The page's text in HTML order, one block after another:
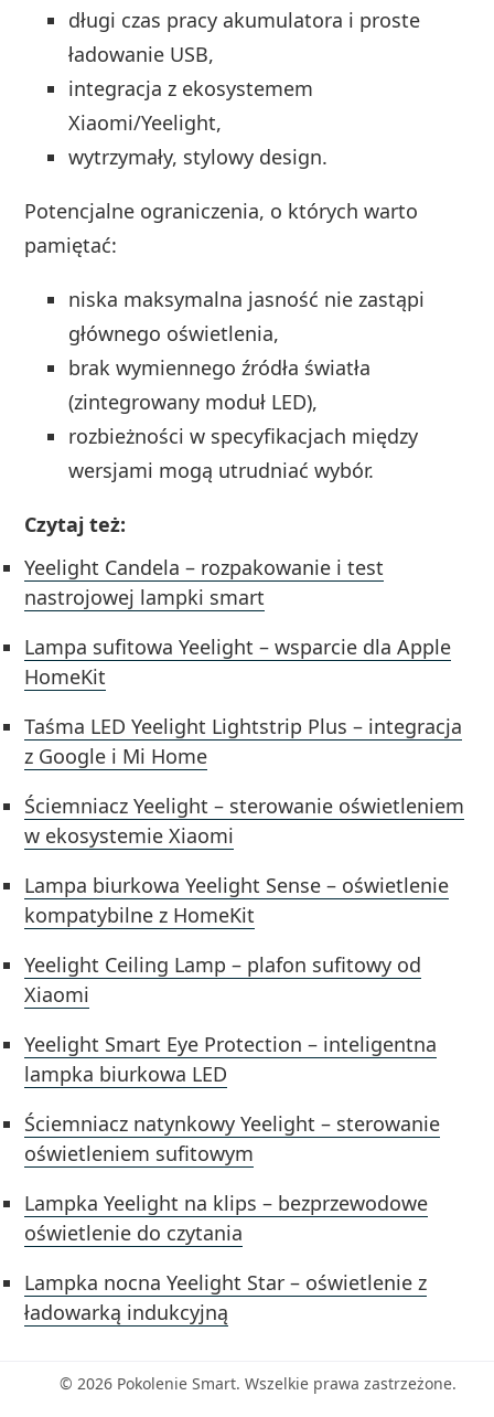
długi czas pracy akumulatora i proste
ładowanie USB,
integracja z ekosystemem
Xiaomi/Yeelight,
wytrzymały, stylowy design.
Potencjalne ograniczenia, o których warto
pamiętać:
niska maksymalna jasność nie zastąpi
głównego oświetlenia,
brak wymiennego źródła światła
(zintegrowany moduł LED),
rozbieżności w specyfikacjach między
wersjami mogą utrudniać wybór.
Czytaj też:
Yeelight Candela – rozpakowanie i test
nastrojowej lampki smart
Lampa sufitowa Yeelight – wsparcie dla Apple
HomeKit
Taśma LED Yeelight Lightstrip Plus – integracja
z Google i Mi Home
Ściemniacz Yeelight – sterowanie oświetleniem
w ekosystemie Xiaomi
Lampa biurkowa Yeelight Sense – oświetlenie
kompatybilne z HomeKit
Yeelight Ceiling Lamp – plafon sufitowy od
Xiaomi
Yeelight Smart Eye Protection – inteligentna
lampka biurkowa LED
Ściemniacz natynkowy Yeelight – sterowanie
oświetleniem sufitowym
Lampka Yeelight na klips – bezprzewodowe
oświetlenie do czytania
Lampka nocna Yeelight Star – oświetlenie z
ładowarką indukcyjną
© 2026 Pokolenie Smart. Wszelkie prawa zastrzeżone.